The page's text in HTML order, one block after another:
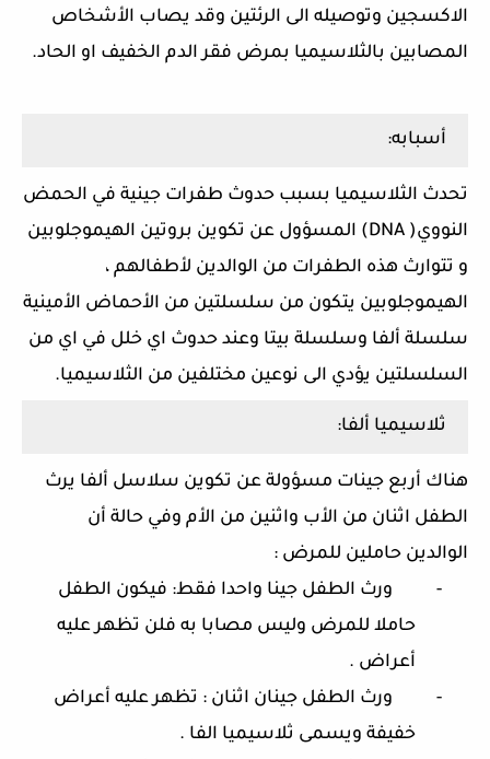
الاكسجين وتوصيله الى الرئتين وقد يصاب الأشخاص
المصابين بالثلاسيميا بمرض فقر الدم الخفيف او الحاد.
أسبابه:
تحدث الثلاسيميا بسبب حدوث طفرات جينية في الحمض
النووي( DNA) المسؤول عن تكوين بروتين الهيموجلوبين
و تتوارث هذه الطفرات من الوالدين لأطفالهم ،
الهيموجلوبين يتكون من سلسلتين من الأحماض الأمينية
سلسلة ألفا وسلسلة بيتا وعند حدوث اي خلل في اي من
السلسلتين يؤدي الى نوعين مختلفين من الثلاسيميا.
ثلاسيميا ألفا:
هناك أربع جينات مسؤولة عن تكوين سلاسل ألفا يرث
الطفل اثنان من الأب واثنين من الأم وفي حالة أن
الوالدين حاملين للمرض :
-
ورث الطفل جينا واحدا فقط: فيكون الطفل
حاملا للمرض وليس مصابا به فلن تظهر عليه
أعراض .
-
ورث الطفل جينان اثنان : تظهر عليه أعراض
خفيفة ويسمى ثلاسيميا الفا .